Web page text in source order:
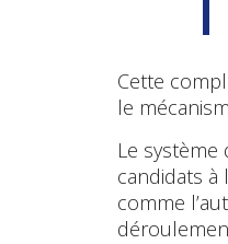
Cette
le
Le
candidats à
comme